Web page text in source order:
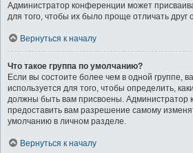
Администратор конференции может
для того, чтобы их было проще отличать друг
Вернуться к началу
Что такое группа по умолчанию?
Если вы состоите более чем в одной группе,
используется для того, чтобы определить,
должны быть вам присвоены. Администратор
предоставить вам разрешение самому
умолчанию в личном разделе.
Вернуться к началу